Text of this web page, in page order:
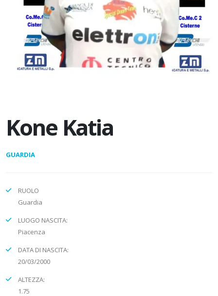
Kone Katia
GUARDIA
RUOLO
Guardia
LUOGO NASCITA:
Piacenza
DATA DI NASCITA:
20/03/2000
ALTEZZA:
1.75